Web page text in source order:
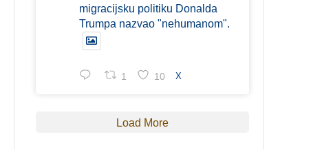
migracijsku politiku Donalda
Trumpa nazvao "nehumanom".
1 10 X
Load More